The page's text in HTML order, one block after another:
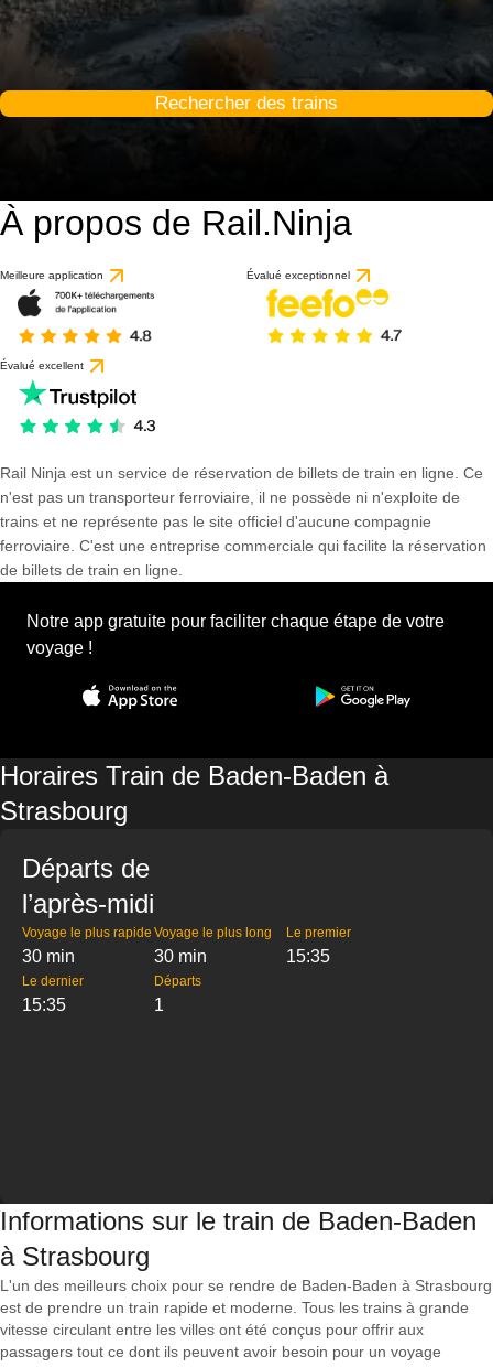
Rechercher des trains
À propos de Rail.Ninja
Meilleure application Évalué exceptionnel
Évalué excellent
Rail Ninja est un service de réservation de billets de train en ligne. Ce
n'est pas un transporteur ferroviaire, il ne possède ni n'exploite de
trains et ne représente pas le site officiel d'aucune compagnie
ferroviaire. C'est une entreprise commerciale qui facilite la réservation
de billets de train en ligne.
Notre app gratuite pour faciliter chaque étape de votre
voyage !
Horaires Train de Baden-Baden à
Strasbourg
Départs de
l’après-midi
Voyage le plus rapide
30 min
Voyage le plus long
30 min
Le premier
15:35
Le dernier
15:35
Départs
1
Informations sur le train de Baden-Baden
à Strasbourg
L'un des meilleurs choix pour se rendre de Baden-Baden à Strasbourg
est de prendre un train rapide et moderne. Tous les trains à grande
vitesse circulant entre les villes ont été conçus pour offrir aux
passagers tout ce dont ils peuvent avoir besoin pour un voyage
9.3 / 10
basé sur 1 avis